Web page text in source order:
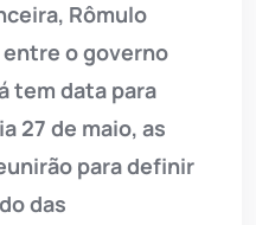
Rômulo
o governo
tem data para
27 de maio, as
para definir
das